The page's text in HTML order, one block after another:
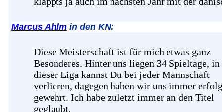
Marcus Ahlm in den KN:
Diese Meisterschaft ist für mich etwas ganz
Besonderes. Hinter uns liegen 34 Spieltage, in
dieser Liga kannst Du bei jeder Mannschaft
verlieren, dagegen haben wir uns immer
gewehrt. Ich habe zuletzt immer an den Titel
geglaubt.